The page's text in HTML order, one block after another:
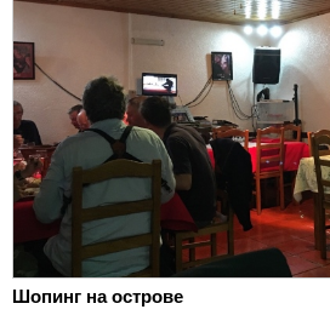
Шопинг на острове